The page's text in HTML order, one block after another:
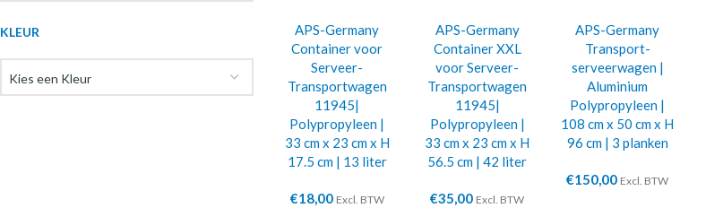
KLEUR
Kies een Kleur
APS-Germany
Container voor
Serveer-
Transportwagen
11945|
Polypropyleen |
33 cm x 23 cm x H
17.5 cm | 13 liter
€18,00 Excl. BTW
APS-Germany
Container XXL
voor Serveer-
Transportwagen
11945|
Polypropyleen |
33 cm x 23 cm x H
56.5 cm | 42 liter
€35,00 Excl. BTW
APS-Germany
Transport-
serveerwagen |
Aluminium
Polypropyleen |
108 cm x 50 cm x H
96 cm | 3 planken
€150,00 Excl. BTW